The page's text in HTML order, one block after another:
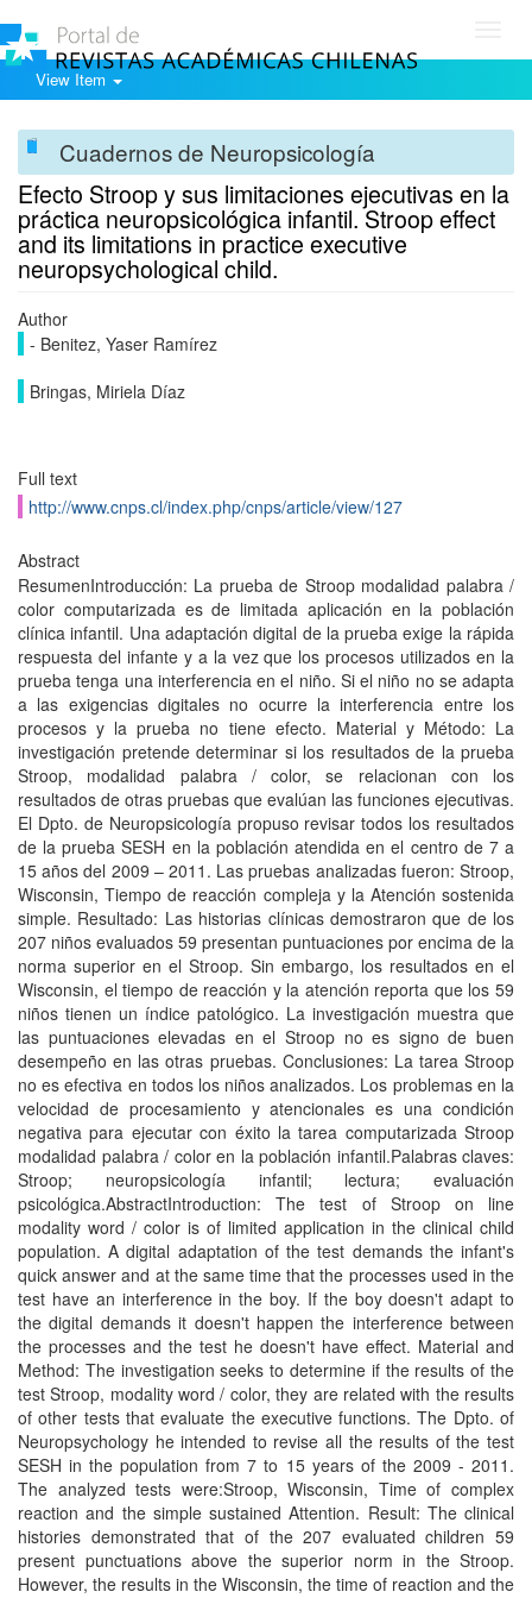
View Item
Cuadernos de Neuropsicología
Efecto Stroop y sus limitaciones ejecutivas en la
práctica neuropsicológica infantil. Stroop effect
and its limitations in practice executive
neuropsychological child.
Author
- Benitez, Yaser Ramírez
Bringas, Miriela Díaz
Full text
http://www.cnps.cl/index.php/cnps/article/view/127
Abstract
ResumenIntroducción: La prueba de Stroop modalidad palabra /
color computarizada es de limitada aplicación en la población
clínica infantil. Una adaptación digital de la prueba exige la rápida
respuesta del infante y a la vez que los procesos utilizados en la
prueba tenga una interferencia en el niño. Si el niño no se adapta
a las exigencias digitales no ocurre la interferencia entre los
procesos y la prueba no tiene efecto. Material y Método: La
investigación pretende determinar si los resultados de la prueba
Stroop, modalidad palabra / color, se relacionan con los
resultados de otras pruebas que evalúan las funciones ejecutivas.
El Dpto. de Neuropsicología propuso revisar todos los resultados
de la prueba SESH en la población atendida en el centro de 7 a
15 años del 2009 – 2011. Las pruebas analizadas fueron: Stroop,
Wisconsin, Tiempo de reacción compleja y la Atención sostenida
simple. Resultado: Las historias clínicas demostraron que de los
207 niños evaluados 59 presentan puntuaciones por encima de la
norma superior en el Stroop. Sin embargo, los resultados en el
Wisconsin, el tiempo de reacción y la atención reporta que los 59
niños tienen un índice patológico. La investigación muestra que
las puntuaciones elevadas en el Stroop no es signo de buen
desempeño en las otras pruebas. Conclusiones: La tarea Stroop
no es efectiva en todos los niños analizados. Los problemas en la
velocidad de procesamiento y atencionales es una condición
negativa para ejecutar con éxito la tarea computarizada Stroop
modalidad palabra / color en la población infantil.Palabras claves:
Stroop; neuropsicología infantil; lectura; evaluación
psicológica.AbstractIntroduction: The test of Stroop on line
modality word / color is of limited application in the clinical child
population. A digital adaptation of the test demands the infant's
quick answer and at the same time that the processes used in the
test have an interference in the boy. If the boy doesn't adapt to
the digital demands it doesn't happen the interference between
the processes and the test he doesn't have effect. Material and
Method: The investigation seeks to determine if the results of the
test Stroop, modality word / color, they are related with the results
of other tests that evaluate the executive functions. The Dpto. of
Neuropsychology he intended to revise all the results of the test
SESH in the population from 7 to 15 years of the 2009 - 2011.
The analyzed tests were:Stroop, Wisconsin, Time of complex
reaction and the simple sustained Attention. Result: The clinical
histories demonstrated that of the 207 evaluated children 59
present punctuations above the superior norm in the Stroop.
However, the results in the Wisconsin, the time of reaction and the